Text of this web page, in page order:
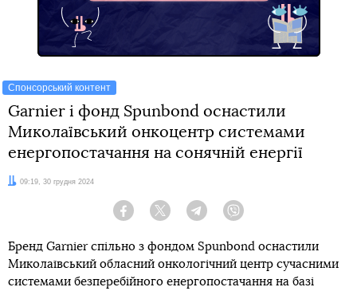
Спонсорський контент
Garnier і фонд Spunbond оснастили
Миколаївський онкоцентр системами
енергопостачання на сонячній енергії
Дата:09:19, 30 грудня 2024
Facebook Twitter Telegram
Бренд Garnier спільно з фондом Spunbond оснастили
Миколаївський обласний онкологічний центр сучасними
системами безперебійного енергопостачання на базі